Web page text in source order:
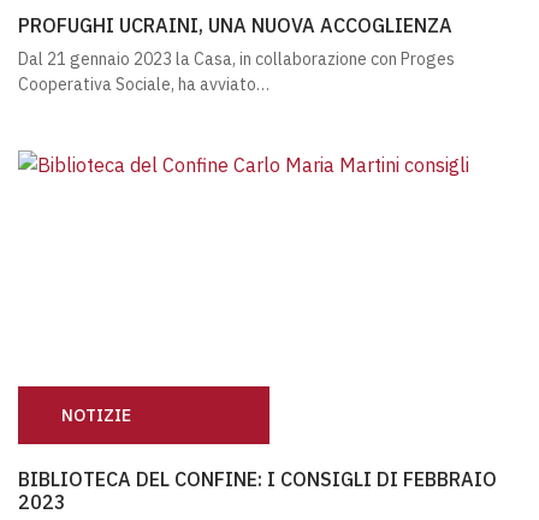
PROFUGHI UCRAINI, UNA NUOVA ACCOGLIENZA
Dal 21 gennaio 2023 la Casa, in collaborazione con Proges
Cooperativa Sociale, ha avviato…
NOTIZIE
BIBLIOTECA DEL CONFINE: I CONSIGLI DI FEBBRAIO
2023